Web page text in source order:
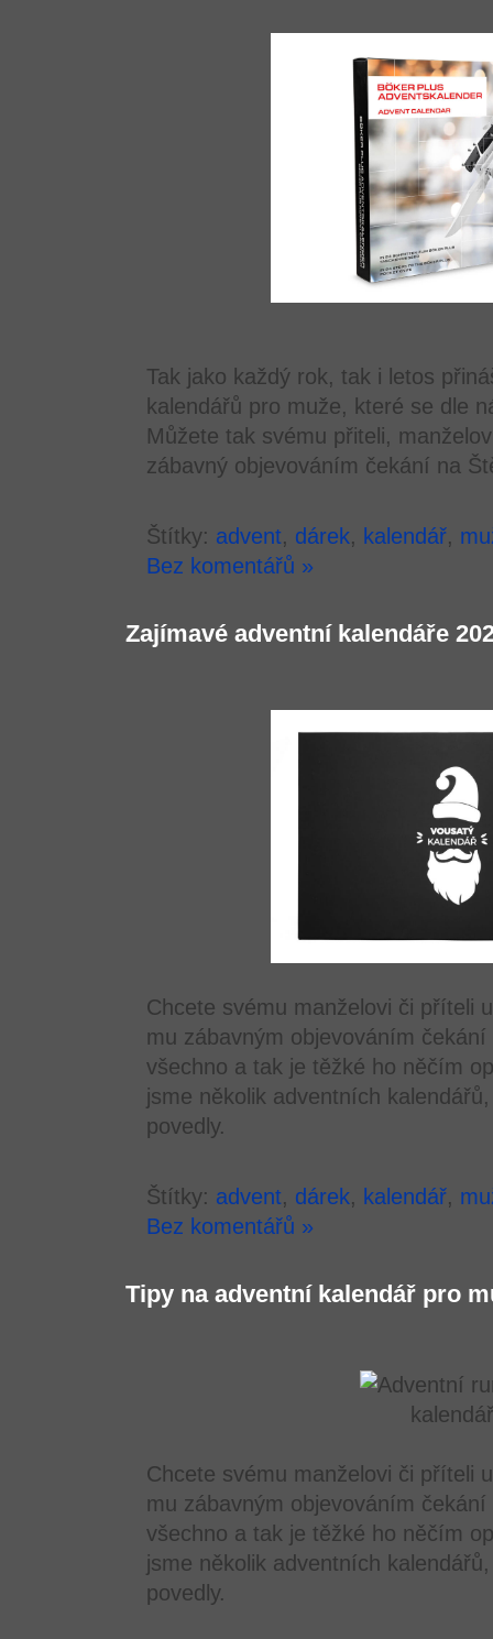
Tak jako každý rok, tak i letos
kalendářů pro muže, které se dle
Můžete tak svému přiteli,
zábavný objevováním čekání na
Štítky: advent, dárek, kalendář,
Bez komentářů »
Zajímavé adventní kalendáře
Chcete svému manželovi či příteli
mu zábavným objevováním
všechno a tak je těžké ho něčím
jsme několik adventních
povedly.
Štítky: advent, dárek, kalendář,
Bez komentářů »
Tipy na adventní kalendář pro
Chcete svému manželovi či příteli
mu zábavným objevováním
všechno a tak je těžké ho něčím
jsme několik adventních
povedly.